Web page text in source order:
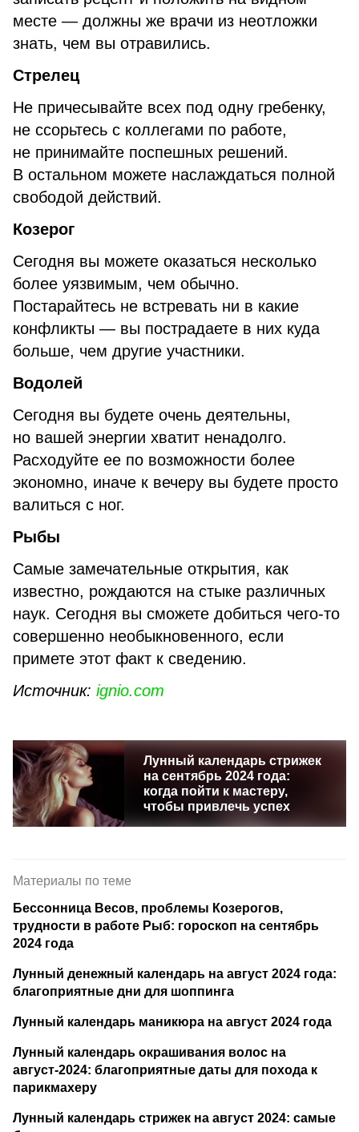
месте — должны же врачи из неотложки
знать, чем вы отравились.
Стрелец
Не причесывайте всех под одну гребенку,
не ссорьтесь с коллегами по работе,
не принимайте поспешных решений.
В остальном можете наслаждаться полной
свободой действий.
Козерог
Сегодня вы можете оказаться несколько
более уязвимым, чем обычно.
Постарайтесь не встревать ни в какие
конфликты — вы пострадаете в них куда
больше, чем другие участники.
Водолей
Сегодня вы будете очень деятельны,
но вашей энергии хватит ненадолго.
Расходуйте ее по возможности более
экономно, иначе к вечеру вы будете просто
валиться с ног.
Рыбы
Самые замечательные открытия, как
известно, рождаются на стыке различных
наук. Сегодня вы сможете добиться чего-то
совершенно необыкновенного, если
примете этот факт к сведению.
Источник: ignio.com
Лунный календарь стрижек
на сентябрь 2024 года:
когда пойти к мастеру,
чтобы привлечь успех
Материалы по теме
Бессонница Весов, проблемы Козерогов,
трудности в работе Рыб: гороскоп на сентябрь
2024 года
Лунный денежный календарь на август 2024 года:
благоприятные дни для шоппинга
Лунный календарь маникюра на август 2024 года
Лунный календарь окрашивания волос на
август-2024: благоприятные даты для похода к
парикмахеру
Лунный календарь стрижек на август 2024: самые